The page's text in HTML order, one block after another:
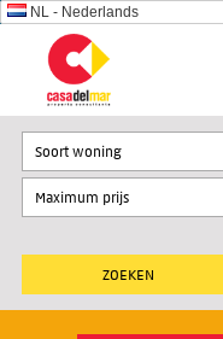
NL - Nederlands
Soort woning